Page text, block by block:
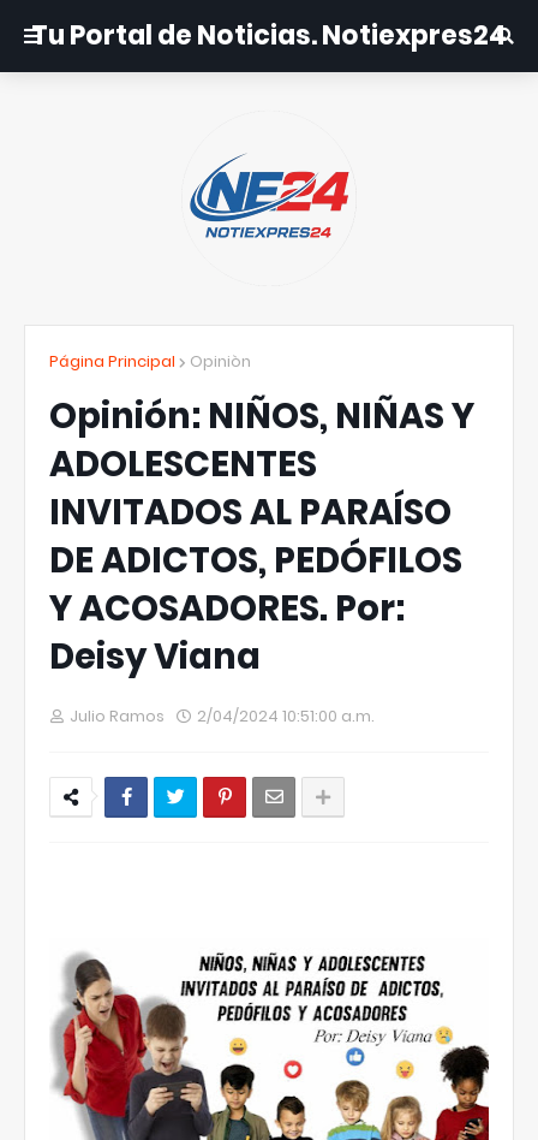
Tu Portal de Noticias. Notiexpres24
Página Principal Opiniòn
Opinión: NIÑOS, NIÑAS Y
ADOLESCENTES
INVITADOS AL PARAÍSO
DE ADICTOS, PEDÓFILOS
Y ACOSADORES. Por:
Deisy Viana
Julio Ramos 2/04/2024 10:51:00 a.m.